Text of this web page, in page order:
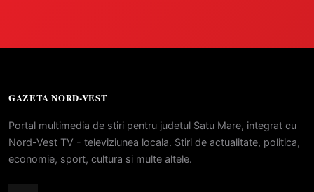
GAZETA NORD-VEST
Portal multimedia de stiri pentru judetul Satu Mare, integrat cu
Nord-Vest TV - televiziunea locala. Stiri de actualitate, politica,
economie, sport, cultura si multe altele.